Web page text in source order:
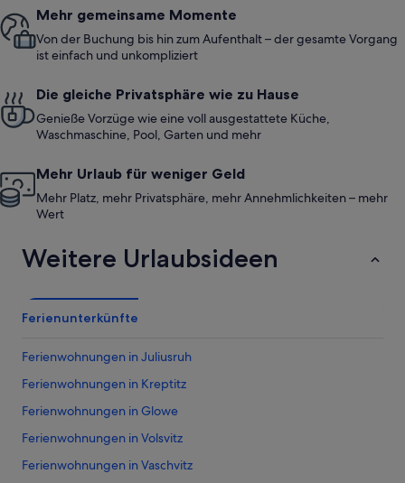
Mehr gemeinsame Momente
Von der Buchung bis hin zum Aufenthalt – der gesamte Vorgang
ist einfach und unkompliziert
Die gleiche Privatsphäre wie zu Hause
Genieße Vorzüge wie eine voll ausgestattete Küche,
Waschmaschine, Pool, Garten und mehr
Mehr Urlaub für weniger Geld
Mehr Platz, mehr Privatsphäre, mehr Annehmlichkeiten – mehr
Wert
Weitere Urlaubsideen
Ferienunterkünfte
Ferienwohnungen in Juliusruh
Ferienwohnungen in Kreptitz
Ferienwohnungen in Glowe
Ferienwohnungen in Volsvitz
Ferienwohnungen in Vaschvitz